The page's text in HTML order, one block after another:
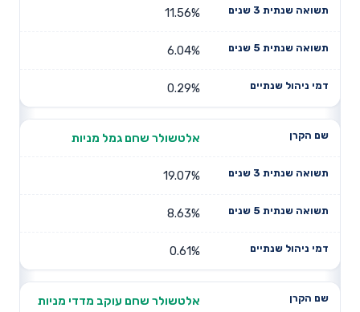
11.56%
6.04%
0.29%
אלטשולר שחם גמל מניות
19.07%
8.63%
0.61%
אלטשולר שחם עוקב מדדי מניות